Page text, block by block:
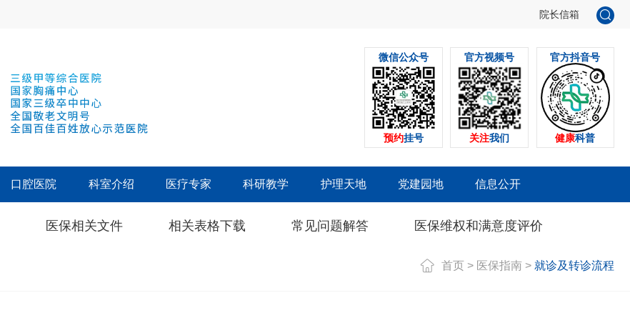
院长信箱
微信公众号
预约挂号
官方视频号
关注我们
官方抖音号
健康科普
口腔医院 科室介绍 医疗专家 科研教学 护理天地 党建园地 信息公开
医保相关文件 相关表格下载 常见问题解答 医保维权和满意度评价
首页 > 医保指南 > 就诊及转诊流程